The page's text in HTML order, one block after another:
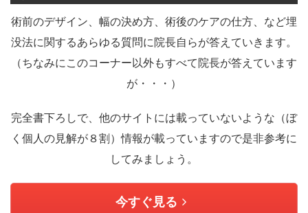
術前のデザイン、幅の決め方、術後のケアの仕方、など埋
没法に関するあらゆる質問に院長自らが答えていきます。
（ちなみにこのコーナー以外もすべて院長が答えています
が・・・）
完全書下ろしで、他のサイトには載っていないような（ぼ
く個人の見解が８割）情報が載っていますので是非参考に
してみましょう。
今すぐ見る